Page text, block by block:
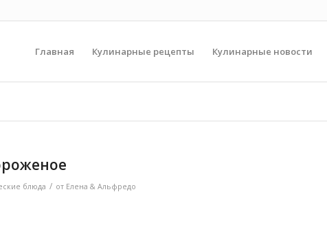
Главная Кулинарные рецепты Кулинарные новости
блюда / от Елена & Альфредо